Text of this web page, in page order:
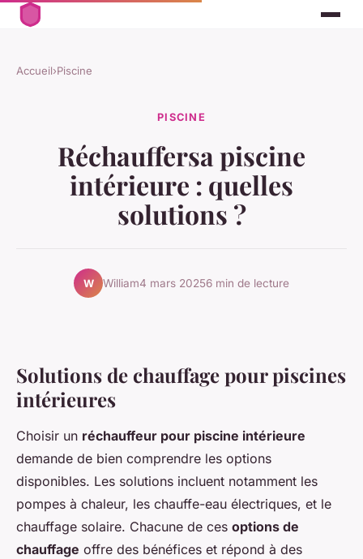
Accueil›Piscine
PISCINE
Réchauffersa piscine
intérieure : quelles
solutions ?
W William4 mars 20256 min de lecture
Solutions de chauffage pour piscines
intérieures
Choisir un réchauffeur pour piscine intérieure
demande de bien comprendre les options
disponibles. Les solutions incluent notamment les
pompes à chaleur, les chauffe-eau électriques, et le
chauffage solaire. Chacune de ces options de
chauffage offre des bénéfices et répond à des